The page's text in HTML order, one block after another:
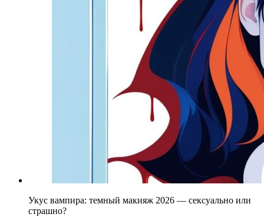
Укус вампира: темный макияж 2026 — сексуально или
страшно?